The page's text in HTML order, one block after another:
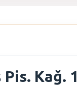
Kağ.